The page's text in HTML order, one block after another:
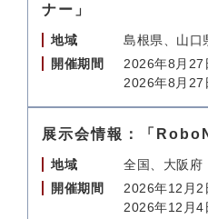
ナー」
地域
島根県、山口
開催期間
2026年8月27
2026年8月27
展示会情報：「
地域
全国、大阪府
開催期間
2026年12月2
2026年12月4